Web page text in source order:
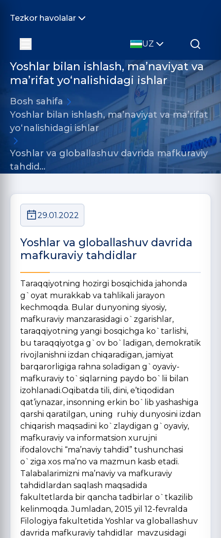
Tezkor havolalar
UZ
Yoshlar bilan ishlash, ma’naviyat va
ma’rifat yo‘nalishidagi ishlar
Bosh sahifa
Yoshlar bilan ishlash, ma’naviyat va ma’rifat
yo‘nalishidagi ishlar
Yoshlar va globallashuv davrida mafkuraviy
tahdid…
29.01.2022
Yoshlar va globallashuv davrida
mafkuraviy tahdidlar
Taraqqiyotning hozirgi bosqichida jahonda
g`oyat murakkab va tahlikali jarayon
kechmoqda. Bular dunyoning siyosiy,
mafkuraviy manzarasidagi o`zgarishlar,
taraqqiyotning yangi bosqichga ko`tarlishi,
bu taraqqiyotga g`ov bo`ladigan, demokratik
rivojlanishni izdan chiqaradigan, jamiyat
barqarorligiga rahna soladigan g`oyaviy-
mafkuraviy to`siqlarning paydo bo`lii bilan
izohlanadi.Oqibatda tili, dini, e’tiqodidan
qat’iynazar, insonning erkin bo`lib yashashiga
qarshi qaratilgan, uning ruhiy dunyosini izdan
chiqarish maqsadini ko`zlaydigan g`oyaviy,
mafkuraviy va informatsion xurujni
ifodalovchi “ma’naviy tahdid” tushunchasi
o`ziga xos ma’no va mazmun kasb etadi.
Talabalarimizni ma’naviy va mafkuraviy
tahdidlardan saqlash maqsadida
fakultetlarda bir qancha tadbirlar o`tkazilib
kelinmoqda. Jumladan, 2015 yil 12-fevralda
Filologiya fakultetida Yoshlar va globallashuv
davrida mafkuraviy tahdidlar mavzusidagi